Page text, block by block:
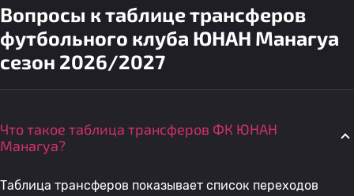
Вопросы к таблице трансферов
футбольного клуба ЮНАН Манагуа
сезон 2026/2027
Что такое таблица трансферов ФК ЮНАН
Манагуа?
Таблица трансферов показывает список переходов